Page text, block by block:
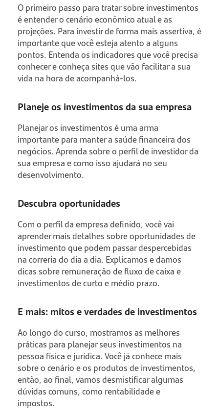
O primeiro passo para tratar sobre investimentos
é entender o cenário econômico atual e as
projeções. Para investir de forma mais assertiva, é
importante que você esteja atento a alguns
pontos. Entenda os indicadores que você precisa
conhecer e conheça sites que vão facilitar a sua
vida na hora de acompanhá-los.
Planeje os investimentos da sua empresa
Planejar os investimentos é uma arma
importante para manter a saúde financeira dos
negócios. Aprenda sobre o perfil de investidor da
sua empresa e como isso ajudará no seu
desenvolvimento.
Descubra oportunidades
Com o perfil da empresa definido, você vai
aprender mais detalhes sobre oportunidades de
investimento que podem passar despercebidas
na correria do dia a dia. Explicamos e damos
dicas sobre remuneração de fluxo de caixa e
investimentos de curto e médio prazo.
E mais: mitos e verdades de investimentos
Ao longo do curso, mostramos as melhores
práticas para planejar seus investimentos na
pessoa física e jurídica. Você já conhece mais
sobre o cenário e os produtos de investimentos,
então, ao final, vamos desmistificar algumas
dúvidas comuns, como rentabilidade e
impostos.